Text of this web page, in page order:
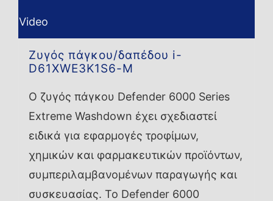
Video
Ζυγός πάγκου/δαπέδου i-
D61XWE3K1S6-M
Ο ζυγός πάγκου Defender 6000 Series
Extreme Washdown έχει σχεδιαστεί
ειδικά για εφαρμογές τροφίμων,
χημικών και φαρμακευτικών προϊόντων,
συμπεριλαμβανομένων παραγωγής και
συσκευασίας. Το Defender 6000